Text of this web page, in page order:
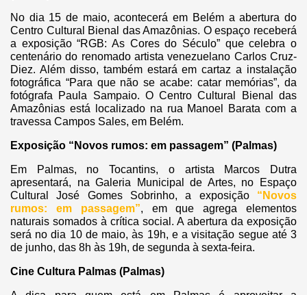
No dia 15 de maio, acontecerá em Belém a abertura do
Centro Cultural Bienal das Amazônias. O espaço receberá
a exposição “RGB: As Cores do Século” que celebra o
centenário do renomado artista venezuelano Carlos Cruz-
Diez. Além disso, também estará em cartaz a instalação
fotográfica “Para que não se acabe: catar memórias”, da
fotógrafa Paula Sampaio. O Centro Cultural Bienal das
Amazônias está localizado na rua Manoel Barata com a
travessa Campos Sales, em Belém.
Exposição “Novos rumos: em passagem” (Palmas)
Em Palmas, no Tocantins, o artista Marcos Dutra
apresentará, na Galeria Municipal de Artes, no Espaço
Cultural José Gomes Sobrinho, a exposição “Novos
rumos: em passagem”, em que agrega elementos
naturais somados à crítica social. A abertura da exposição
será no dia 10 de maio, às 19h, e a visitação segue até 3
de junho, das 8h às 19h, de segunda à sexta-feira.
Cine Cultura Palmas (Palmas)